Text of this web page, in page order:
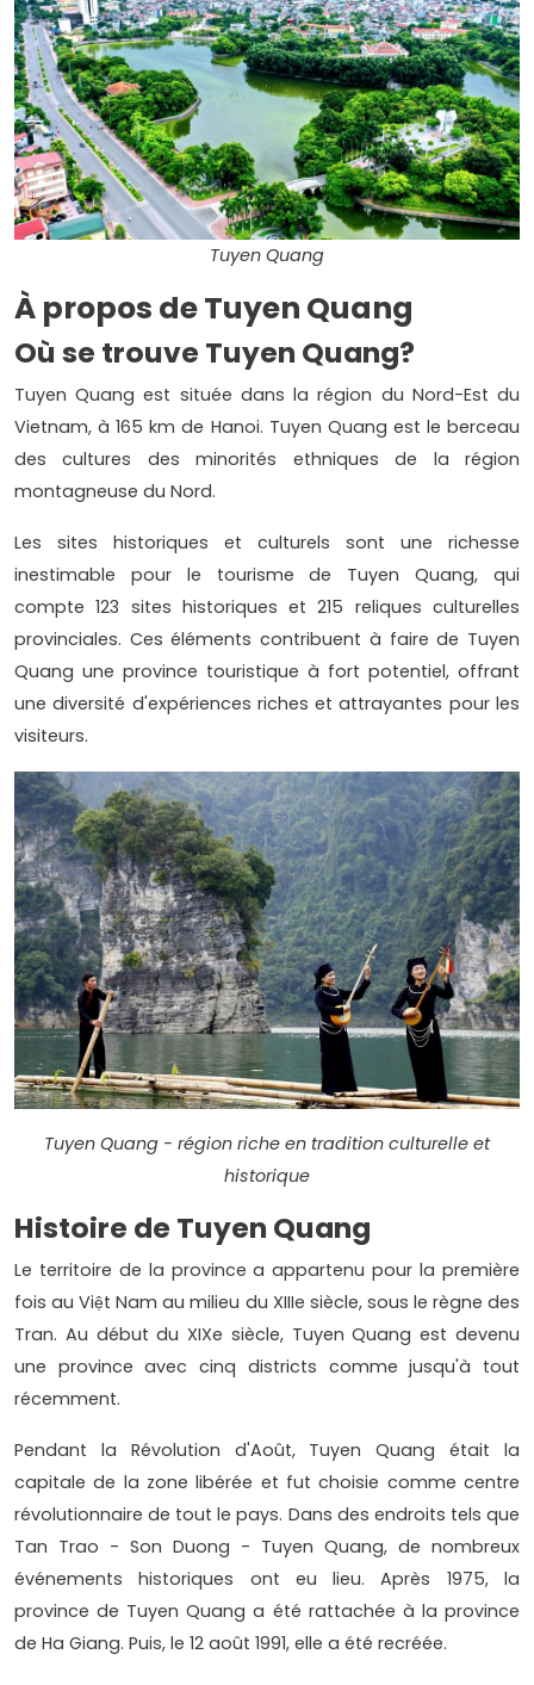
Tuyen Quang
À propos de Tuyen Quang
Où se trouve Tuyen Quang?
Tuyen Quang est située dans la région du Nord-Est du
Vietnam, à 165 km de Hanoi. Tuyen Quang est le berceau
des cultures des minorités ethniques de la région
montagneuse du Nord.
Les sites historiques et culturels sont une richesse
inestimable pour le tourisme de Tuyen Quang, qui
compte 123 sites historiques et 215 reliques culturelles
provinciales. Ces éléments contribuent à faire de Tuyen
Quang une province touristique à fort potentiel, offrant
une diversité d'expériences riches et attrayantes pour les
visiteurs.
Tuyen Quang - région riche en tradition culturelle et
historique
Histoire de Tuyen Quang
Le territoire de la province a appartenu pour la première
fois au Việt Nam au milieu du XIIIe siècle, sous le règne des
Tran. Au début du XIXe siècle, Tuyen Quang est devenu
une province avec cinq districts comme jusqu'à tout
récemment.
Pendant la Révolution d'Août, Tuyen Quang était la
capitale de la zone libérée et fut choisie comme centre
révolutionnaire de tout le pays. Dans des endroits tels que
Tan Trao - Son Duong - Tuyen Quang, de nombreux
événements historiques ont eu lieu. Après 1975, la
province de Tuyen Quang a été rattachée à la province
de Ha Giang. Puis, le 12 août 1991, elle a été recréée.